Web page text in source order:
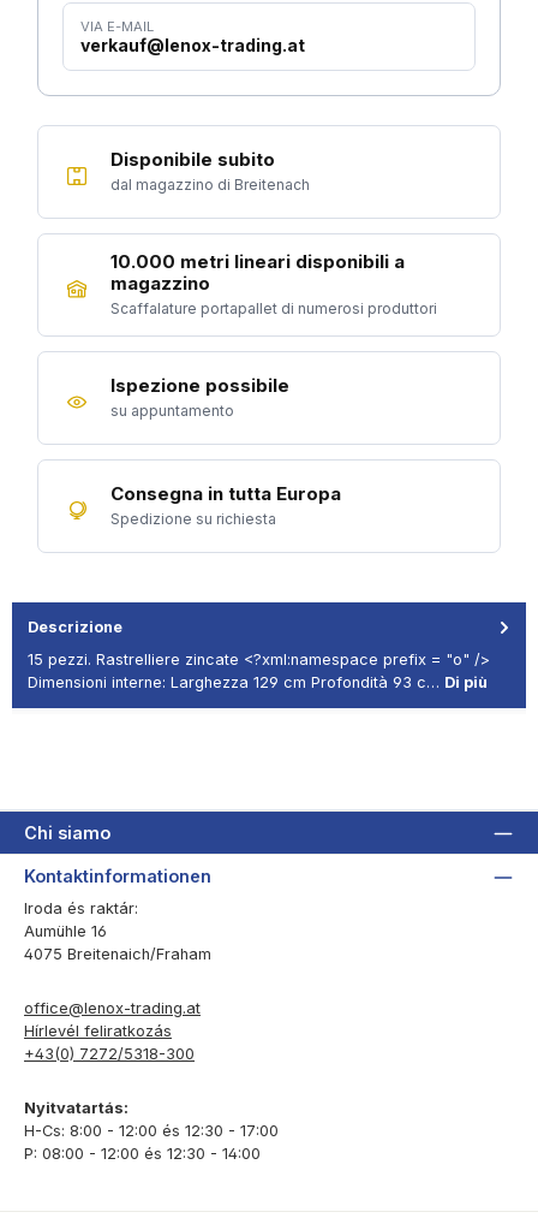
VIA E-MAIL
verkauf@lenox-trading.at
Disponibile subito
dal magazzino di Breitenach
10.000 metri lineari disponibili a
magazzino
Scaffalature portapallet di numerosi produttori
Ispezione possibile
su appuntamento
Consegna in tutta Europa
Spedizione su richiesta
Descrizione
15 pezzi. Rastrelliere zincate <?xml:namespace prefix = "o" />
Dimensioni interne: Larghezza 129 cm Profondità 93 c… Di più
Chi siamo
Kontaktinformationen
Iroda és raktár:
Aumühle 16
4075 Breitenaich/Fraham
office@lenox-trading.at
Hírlevél feliratkozás
+43(0) 7272/5318-300
Nyitvatartás:
H-Cs: 8:00 - 12:00 és 12:30 - 17:00
P: 08:00 - 12:00 és 12:30 - 14:00